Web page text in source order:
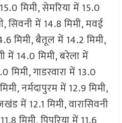
मिमी, सेमरिया में 15.0
सिवनी में 14.8 मिमी, मवई
मिमी, बैतूल में 14.2 मिमी,
में 14.0 मिमी, बरेला में
मिमी, गाडरवारा में 13.0
नर्मदापुरम में 12.9 मिमी,
में 12.1 मिमी, वारासिवनी